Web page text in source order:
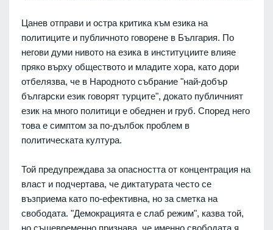
Цанев отправи и остра критика към езика на
политиците и публичното говорене в България. По
негови думи нивото на езика в институциите влияе
пряко върху обществото и младите хора, като дори
отбелязва, че в Народното събрание "най-добър
български език говорят турците", докато публичният
език на много политици е обеднен и груб. Според него
това е симптом за по-дълбок проблем в
политическата култура.
Той предупреждава за опасността от концентрация на
власт и подчертава, че диктатурата често се
възприема като по-ефективна, но за сметка на
свободата. "Демокрацията е слаб режим", казва той,